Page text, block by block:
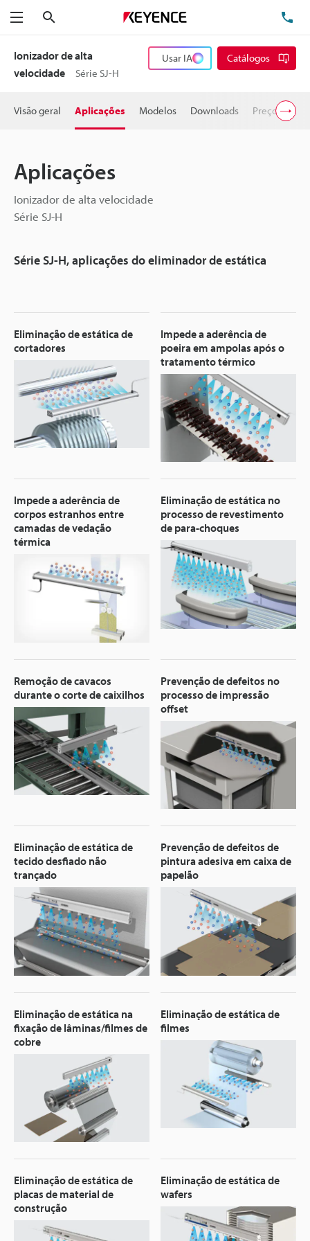
Menu
Ionizador de alta
velocidade
Série SJ-H
Usar IA Catálogos
Visão geral Aplicações Modelos Downloads Preço
Aplicações
Ionizador de alta velocidade
Série SJ-H
Série SJ-H, aplicações do eliminador de estática
Eliminação de estática de
cortadores
Impede a aderência de
poeira em ampolas após o
tratamento térmico
Impede a aderência de
corpos estranhos entre
camadas de vedação
térmica
Eliminação de estática no
processo de revestimento
de para-choques
Remoção de cavacos
durante o corte de caixilhos
Prevenção de defeitos no
processo de impressão
offset
Eliminação de estática de
tecido desfiado não
trançado
Prevenção de defeitos de
pintura adesiva em caixa de
papelão
Eliminação de estática na
fixação de lâminas/filmes de
cobre
Eliminação de estática de
filmes
Eliminação de estática de
placas de material de
construção
Eliminação de estática de
wafers